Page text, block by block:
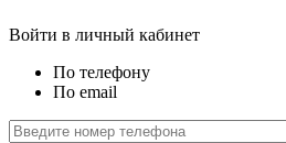
Войти в личный кабинет
По телефону
По email